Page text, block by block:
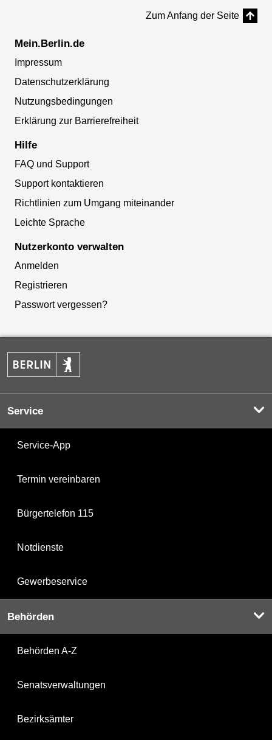
Zum Anfang der Seite
Mein.Berlin.de
Impressum
Datenschutzerklärung
Nutzungsbedingungen
Erklärung zur Barrierefreiheit
Hilfe
FAQ und Support
Support kontaktieren
Richtlinien zum Umgang miteinander
Leichte Sprache
Nutzerkonto verwalten
Anmelden
Registrieren
Passwort vergessen?
Service
Service-App
Termin vereinbaren
Bürgertelefon 115
Notdienste
Gewerbeservice
Behörden
Behörden A-Z
Senatsverwaltungen
Bezirksämter